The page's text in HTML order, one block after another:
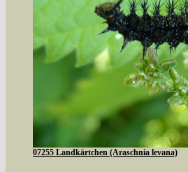
07255 Landkärtchen (Araschnia levana)